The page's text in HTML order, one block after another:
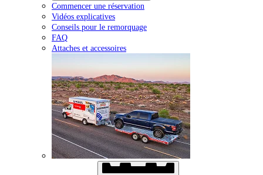
Commencer une réservation
Vidéos explicatives
Conseils pour le remorquage
FAQ
Attaches et accessoires